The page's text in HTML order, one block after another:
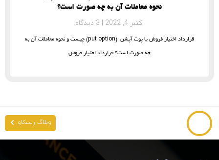
نحوه معاملات آن به چه صورت است؟
اکتبر 4, 2022 3 دیدگاه
قرارداد اختیار فروش یا پوت آپشن (put option) چیست و نحوه معاملات آن به
چه صورت است؟ قرارداد اختیار فروش
وبلاگ ریسکاو